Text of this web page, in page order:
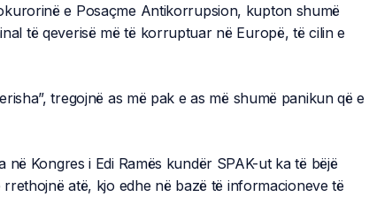
e Posaçme Antikorrupsion, kupton shumë
të qeverisë më të korruptuar në Europë, të cilin e
tregojnë as më pak e as më shumë panikun që e
Kongres i Edi Ramës kundër SPAK-ut ka të bëjë
atë, kjo edhe në bazë të informacioneve të